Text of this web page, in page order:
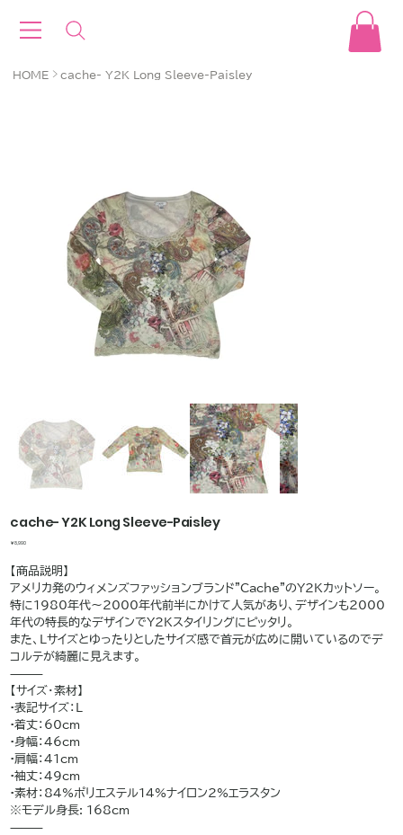
HOME > cache- Y2K Long Sleeve-Paisley
cache- Y2K Long Sleeve-Paisley
価
￥8,990
【商品説明】
アメリカ発のウィメンズファッションブランド"Cache"のY2Kカットソー。
特に1980年代〜2000年代前半にかけて人気があり、デザインも2000
年代の特長的なデザインでY2Kスタイリングにピッタリ。
また、Lサイズとゆったりとしたサイズ感で首元が広めに開いているのでデ
コルテが綺麗に見えます。
⸻
【サイズ・素材】
•表記サイズ：L
•着丈：60cm
•身幅：46cm
•肩幅：41cm
•袖丈：49cm
•素材：84%ポリエステル14%ナイロン2%エラスタン
※モデル身長: 168cm
⸻